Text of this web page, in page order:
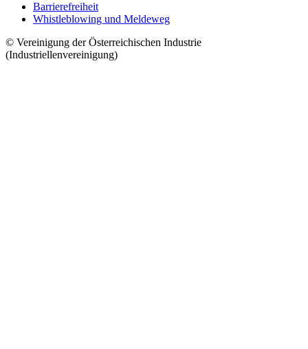
Barrierefreiheit
Whistleblowing und Meldeweg
© Vereinigung der Österreichischen Industrie
(Industriellenvereinigung)